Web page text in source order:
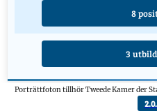
8
3
Porträttfoton tillhör Tweede Kamer der